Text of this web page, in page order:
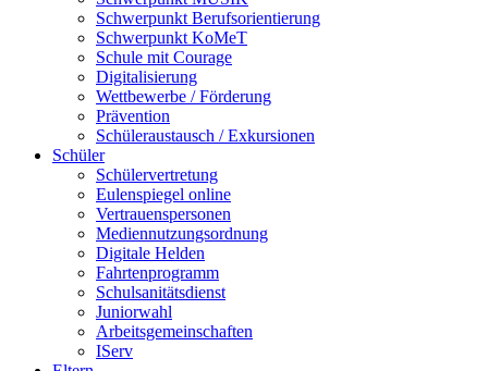
Schwerpunkt Berufsorientierung
Schwerpunkt KoMeT
Schule mit Courage
Digitalisierung
Wettbewerbe / Förderung
Prävention
Schüleraustausch / Exkursionen
Schüler
Schülervertretung
Eulenspiegel online
Vertrauenspersonen
Mediennutzungsordnung
Digitale Helden
Fahrtenprogramm
Schulsanitätsdienst
Juniorwahl
Arbeitsgemeinschaften
IServ